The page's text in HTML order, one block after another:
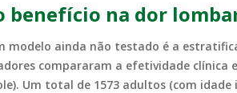
benefício na dor
ainda não testado é a
compararam a efetividade
Um total de 1573 adultos (com idade